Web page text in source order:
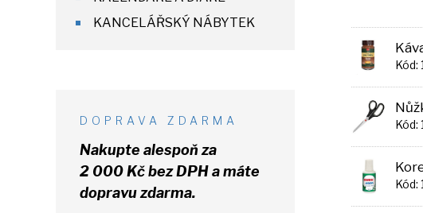
Kód:
Kód:
Kód:
KANCELÁŘSKÝ NÁBYTEK
DOPRAVA ZDARMA
Nakupte alespoň za
2 000 Kčbez DPHa máte
dopravu zdarma.